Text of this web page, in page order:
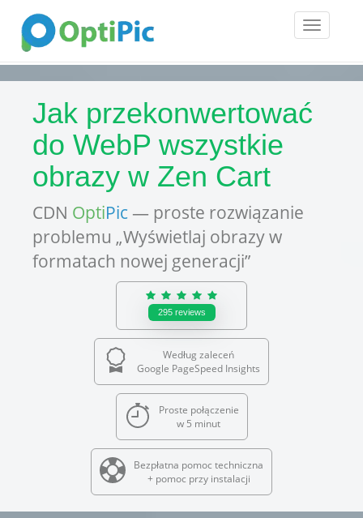
Toggle
Jak przekonwertować
do WebP wszystkie
obrazy w Zen​ ​Cart
CDN OptiPic — proste rozwiązanie
problemu „Wyświetlaj obrazy w
formatach nowej generacji”
295 reviews
Według zaleceń
Google PageSpeed Insights
Proste połączenie
w 5 minut
Bezpłatna pomoc techniczna
+ pomoc przy instalacji